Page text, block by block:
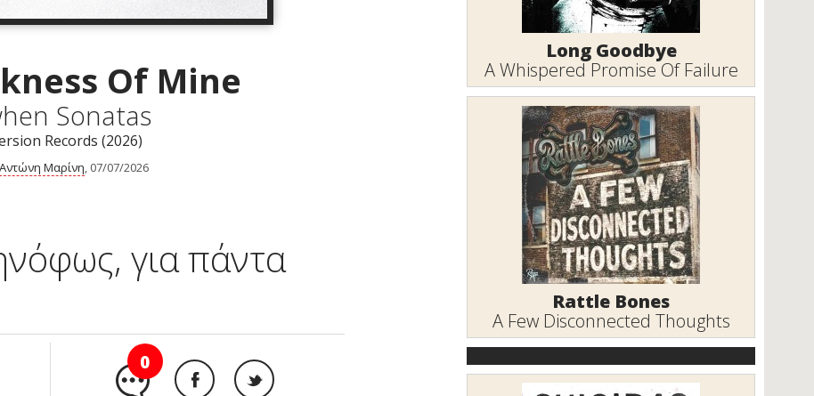
Of Mine
Sonatas
Records (2026)
Αντώνη Μαρίνη, 07/07/2026
για πάντα
0
Long Goodbye
A Whispered Promise Of Failure
Rattle Bones
A Few Disconnected Thoughts